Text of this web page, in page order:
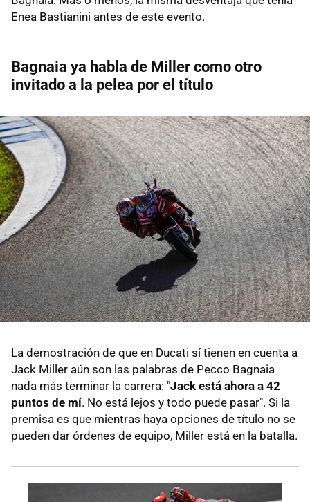
Enea Bastianini antes de este evento.
Bagnaia ya habla de Miller como otro
invitado a la pelea por el título
La demostración de que en Ducati sí tienen en cuenta a
Jack Miller aún son las palabras de Pecco Bagnaia
nada más terminar la carrera: "Jack está ahora a 42
puntos de mí. No está lejos y todo puede pasar". Si la
premisa es que mientras haya opciones de título no se
pueden dar órdenes de equipo, Miller está en la batalla.